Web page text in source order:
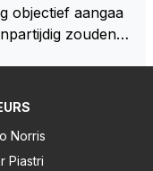
objectief aangaa
zouden zi
destijds en daar
Norris
Piastri